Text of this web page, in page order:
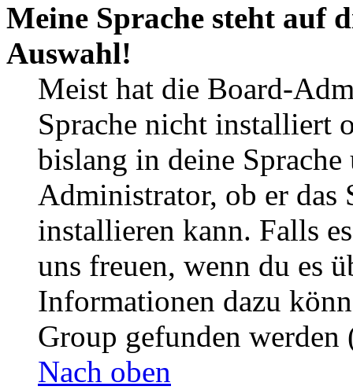
Meine Sprache steht auf
Auswahl!
Meist hat die Board-
Sprache nicht installiert
bislang in deine
Administrator, ob er das
installieren kann. Falls
uns freuen, wenn du es
Informationen dazu
Group gefunden
Nach oben